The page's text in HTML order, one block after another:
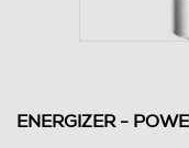
ENERGIZER -